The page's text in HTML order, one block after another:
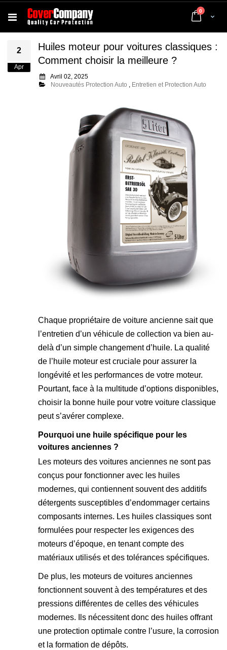
Cart
0 articles
2
Apr
Huiles moteur pour voitures classiques :
Comment choisir la meilleure ?
Avril 02, 2025
Nouveautés Protection Auto , Entretien et Protection Auto
Chaque propriétaire de voiture ancienne sait que
l’entretien d’un véhicule de collection va bien au-
delà d’un simple changement d’huile. La qualité
de l’huile moteur est cruciale pour assurer la
longévité et les performances de votre moteur.
Pourtant, face à la multitude d’options disponibles,
choisir la bonne huile pour votre voiture classique
peut s’avérer complexe.
Pourquoi une huile spécifique pour les
voitures anciennes ?
Les moteurs des voitures anciennes ne sont pas
conçus pour fonctionner avec les huiles
modernes, qui contiennent souvent des additifs
détergents susceptibles d’endommager certains
composants internes. Les huiles classiques sont
formulées pour respecter les exigences des
moteurs d’époque, en tenant compte des
matériaux utilisés et des tolérances spécifiques.
De plus, les moteurs de voitures anciennes
fonctionnent souvent à des températures et des
pressions différentes de celles des véhicules
modernes. Ils nécessitent donc des huiles offrant
une protection optimale contre l’usure, la corrosion
et la formation de dépôts.